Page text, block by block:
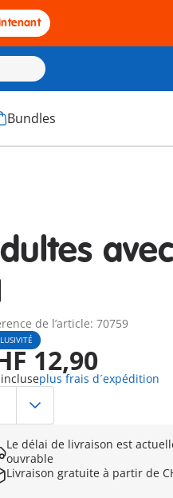
Bundles
de l’article: 70759
12,90
incluseplus frais d´expédition
Le délai de livraison est
ouvrable
Livraison gratuite à partir de